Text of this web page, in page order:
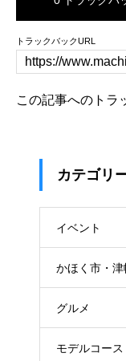
トラックバックURL
この記事へのトラ
カテゴリ
イベント
かほく市・
グルメ
モデルコース